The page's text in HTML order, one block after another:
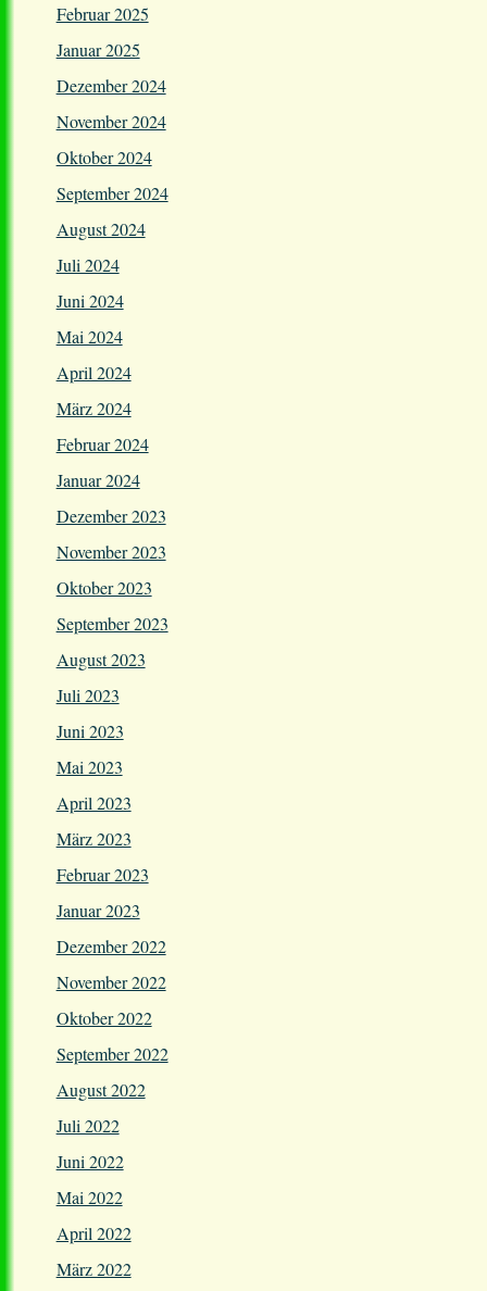
Februar 2025
Januar 2025
Dezember 2024
November 2024
Oktober 2024
September 2024
August 2024
Juli 2024
Juni 2024
Mai 2024
April 2024
März 2024
Februar 2024
Januar 2024
Dezember 2023
November 2023
Oktober 2023
September 2023
August 2023
Juli 2023
Juni 2023
Mai 2023
April 2023
März 2023
Februar 2023
Januar 2023
Dezember 2022
November 2022
Oktober 2022
September 2022
August 2022
Juli 2022
Juni 2022
Mai 2022
April 2022
März 2022